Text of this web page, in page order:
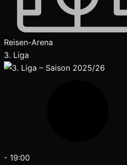
Reisen-Arena
3. Liga
- 19:00